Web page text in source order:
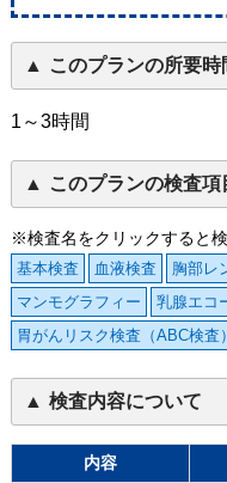
このプランの所要時
1～3時間
このプランの検査項
※検査名をクリックすると
基本検査 血液検査 胸部レ
マンモグラフィー
乳腺エコ
胃がんリスク検査（ABC検査）
検査内容について
内容